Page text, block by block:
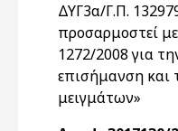
ΔΥΓ3α/Γ.Π.
προσαρμοστεί
1272/2008 για
επισήμανση και
μειγμάτων»